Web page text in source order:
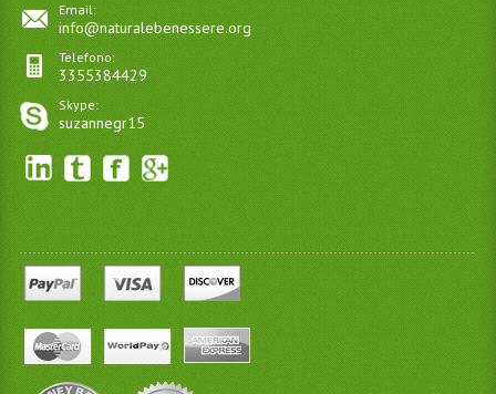
Email:
info@naturalebenessere.org
Telefono:
3355384429
Skype:
suzannegr15